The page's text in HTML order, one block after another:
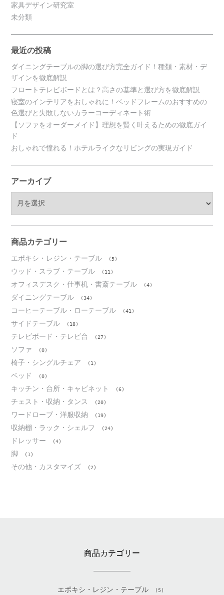
家具デザイン研究室
未分類
最近の投稿
ダイニングテーブルの脚の選び方完全ガイド！種類・素材・デ
ザインを徹底解説
フロートテレビボードとは？高さの基準と選び方を徹底解説
寝室のインテリアをおしゃれに！ベッドフレームのおすすめの
色選びと失敗しないカラーコーディネート術
【ソファをオーダーメイド】理想を賢く叶えるための徹底ガイ
ド
おしゃれで憧れる！ホテルライクなリビングの実現ガイド
アーカイブ
ブ
商品カテゴリー
エポキシ・レジン・テーブル (5)
ウッド・スラブ・テーブル (11)
オフィスデスク・仕事机・書斎テーブル (4)
ダイニングテーブル (34)
コーヒーテーブル・ローテーブル (41)
サイドテーブル (18)
テレビボード・テレビ台 (27)
ソファ (0)
椅子・シングルチェア (1)
ベッド (0)
キッチン・台所・キャビネット (6)
チェスト・収納・タンス (20)
ワードローブ・洋服収納 (19)
収納棚・ラック・シェルフ (24)
ドレッサー (4)
脚 (1)
その他・カスタマイズ (2)
商品カテゴリー
エポキシ・レジン・テーブル (5)